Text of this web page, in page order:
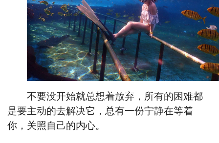
不要没开始就总想着放弃，所有的困难都
是要主动的去解决它，总有一份宁静在等着
你，关照自己的内心。